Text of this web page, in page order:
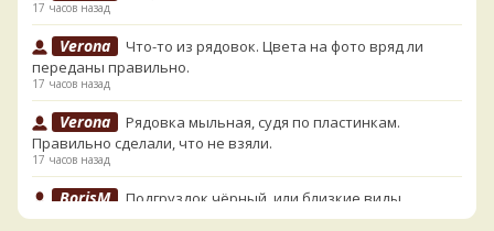
17 часов назад
Verona
Что-то из рядовок. Цвета на фото вряд ли
переданы правильно.
17 часов назад
Verona
Рядовка мыльная, судя по пластинкам.
Правильно сделали, что не взяли.
17 часов назад
BorisM Подгруздок чёрный, или близкие виды